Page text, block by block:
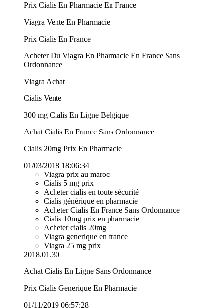
Prix Cialis En Pharmacie En France
Viagra Vente En Pharmacie
Prix Cialis En France
Acheter Du Viagra En Pharmacie En France Sans
Ordonnance
Viagra Achat
Cialis Vente
300 mg Cialis En Ligne Belgique
Achat Cialis En France Sans Ordonnance
Cialis 20mg Prix En Pharmacie
01/03/2018 18:06:34
Viagra prix au maroc
Cialis 5 mg prix
Acheter cialis en toute sécurité
Cialis générique en pharmacie
Acheter Cialis En France Sans Ordonnance
Cialis 10mg prix en pharmacie
Acheter cialis 20mg
Viagra generique en france
Viagra 25 mg prix
2018.01.30
Achat Cialis En Ligne Sans Ordonnance
Prix Cialis Generique En Pharmacie
01/11/2019 06:57:28